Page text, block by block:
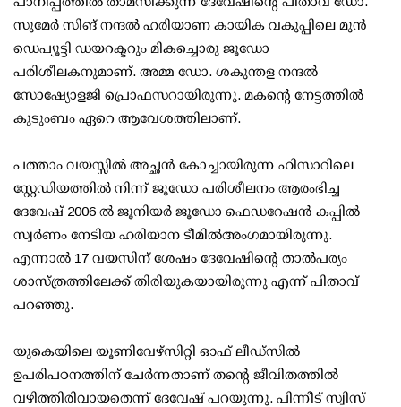
സുമേര്‍ സിങ് നന്ദല്‍ ഹരിയാണ കായിക വകുപ്പിലെ മുന്‍
ഡെപ്യൂട്ടി ഡയറക്ടറും മികച്ചൊരു ജൂഡോ
പരിശീലകനുമാണ്. അമ്മ ഡോ. ശകുന്തള നന്ദല്‍
സോഷ്യോളജി പ്രൊഫസറായിരുന്നു. മകന്റെ നേട്ടത്തില്‍
കുടുംബം ഏറെ ആവേശത്തിലാണ്.
പത്താം വയസ്സില്‍ അച്ഛന്‍ കോച്ചായിരുന്ന ഹിസാറിലെ
സ്റ്റേഡിയത്തില്‍ നിന്ന് ജൂഡോ പരിശീലനം ആരംഭിച്ച
ദേവേഷ് 2006 ല്‍ ജൂനിയര്‍ ജൂഡോ ഫെഡറേഷന്‍ കപ്പില്‍
സ്വര്‍ണം നേടിയ ഹരിയാന ടീമില്‍അംഗമായിരുന്നു.
എന്നാല്‍ 17 വയസിന് ശേഷം ദേവേഷിന്റെ താല്‍പര്യം
ശാസ്ത്രത്തിലേക്ക് തിരിയുകയായിരുന്നു എന്ന് പിതാവ്
പറഞ്ഞു.
യുകെയിലെ യൂണിവേഴ്‌സിറ്റി ഓഫ് ലീഡ്‌സില്‍
ഉപരിപഠനത്തിന് ചേര്‍ന്നതാണ് തന്റെ ജീവിതത്തില്‍
വഴിത്തിരിവായതെന്ന് ദേവേഷ് പറയുന്നു. പിന്നീട് സ്വിസ്